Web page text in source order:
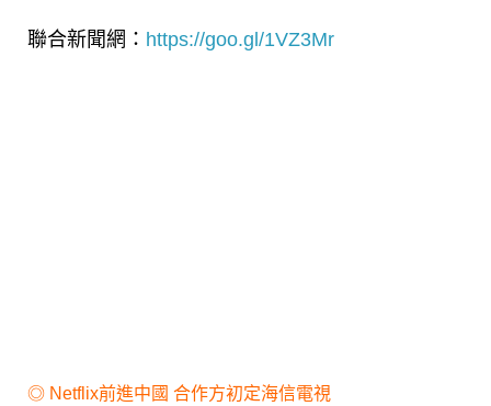
聯合新聞網： https://goo.gl/1VZ3Mr
◎ Netflix前進中國 合作方初定海信電視